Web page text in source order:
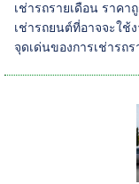
เช่ารถรายเดือน ราคา
เช่ารถยนต์ที่อาจจะใช้
จุดเด่นของการเช่ารถ